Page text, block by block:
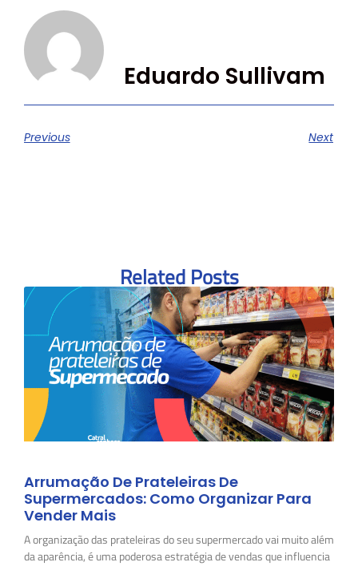
Eduardo Sullivam
Previous Next
Related Posts
Arrumação De Prateleiras De
Supermercados: Como Organizar Para
Vender Mais
A organização das prateleiras do seu supermercado vai muito além
da aparência, é uma poderosa estratégia de vendas que influencia